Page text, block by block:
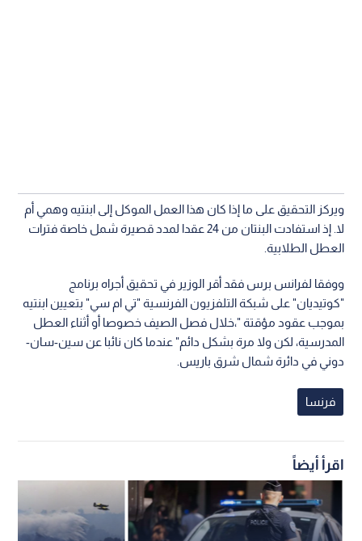
ويركز التحقيق على ما إذا كان هذا العمل الموكل إلى ابنتيه وهمي أم
لا. إذ استفادت البنتان من 24 عقدا لمدد قصيرة شمل خاصة فترات
العطل الطلابية.
ووفقا لفرانس برس فقد أقر الوزير في تحقيق أجراه برنامج
"كوتيديان" على شبكة التلفزيون الفرنسية "تي ام سي" بتعيين ابنتيه
بموجب عقود مؤقتة "،خلال فصل الصيف خصوصا أو أثناء العطل
المدرسية، لكن ولا مرة بشكل دائم" عندما كان نائبا عن سين-سان-
دوني في دائرة شمال شرق باريس.
فرنسا
اقرأ أيضاً